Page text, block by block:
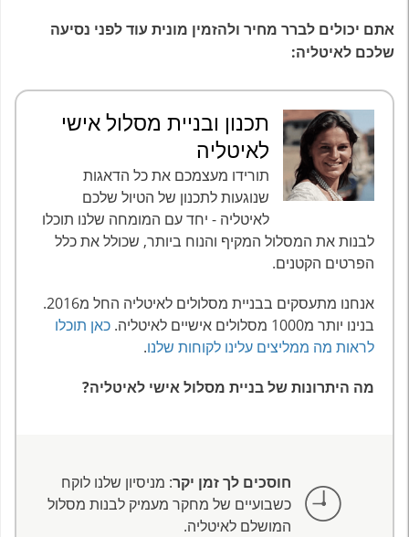
אתם יכולים לברר מחיר ולהזמין מונית עוד לפני נסיעה
שלכם לאיטליה:
תכנון ובניית מסלול אישי
לאיטליה
תורידו מעצמכם את כל הדאגות
שנוגעות לתכנון של הטיול שלכם
לאיטליה - יחד עם המומחה שלנו תוכלו
לבנות את המסלול המקיף והנוח ביותר, שכולל את כלל
הפרטים הקטנים.
אנחנו מתעסקים בבניית מסלולים לאיטליה החל מ2016.
בנינו יותר מ1000 מסלולים אישיים לאיטליה.
כאן תוכלו
לראות מה ממליצים עלינו לקוחות שלנו.
מה היתרונות של בניית מסלול אישי לאיטליה?
חוסכים לך זמן יקר: מניסיון שלנו לוקח
כשבועיים של מחקר מעמיק לבנות מסלול
המושלם לאיטליה.